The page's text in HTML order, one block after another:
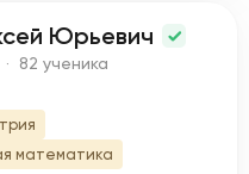
Юрьевич
82 ученика
математика